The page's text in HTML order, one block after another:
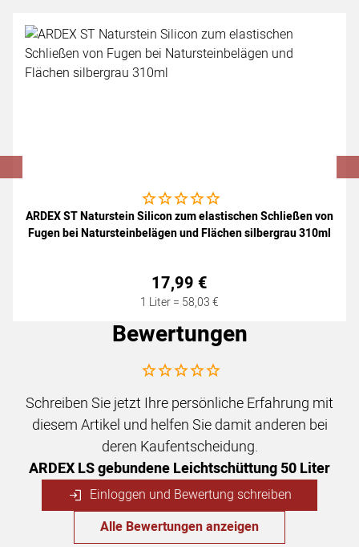
Noch keine Bewertungen abgegeben
ARDEX ST Naturstein Silicon zum elastischen Schließen von
Fugen bei Natursteinbelägen und Flächen silbergrau 310ml
17,99 €
1 Liter = 58,03€
Bewertungen
Noch keine Bewertungen abgegeben
Schreiben Sie jetzt Ihre persönliche Erfahrung mit
diesem Artikel und helfen Sie damit anderen bei
deren Kaufentscheidung.
ARDEX LS gebundene Leichtschüttung 50 Liter
Einloggen und Bewertung schreiben
Alle Bewertungen anzeigen